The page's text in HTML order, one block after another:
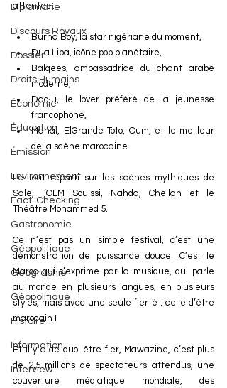
Diplomatie
Discours Royaux
Dossier
Droits Humains
Économie
Éducation
Émission
Environnement
Fact-Checking
Gastronomie
Géopolitique
Géographie
Géopolitique
Histoire
Information
Interview
attentes :
Burna Boy, la star nigériane du moment,
Dua Lipa, icône pop planétaire,
Balqees, ambassadrice du chant arabe
moderne,
Dadju, le lover préféré de la jeunesse
francophone,
Manal, ElGrande Toto, Oum, et le meilleur
de la scène marocaine.
Le tout réparti sur les scènes mythiques de
Salé, l’OLM Souissi, Nahda, Chellah et le
Théâtre Mohammed 5.
Ce n’est pas un simple festival, c’est une
démonstration de puissance douce. C’est le
Maroc qui s’exprime par la musique, qui parle
au monde en plusieurs langues, en plusieurs
styles, mais avec une seule fierté : celle d’être
marocain !
Et il y a de quoi être fier, Mawazine, c’est plus
de 2,5 millions de spectateurs attendus, une
couverture médiatique mondiale, des